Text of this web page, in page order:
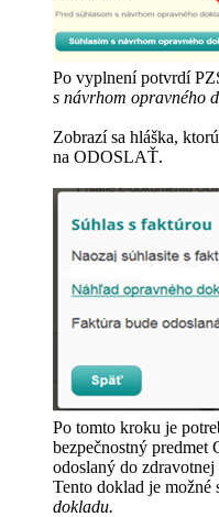
Po vyplnení potvrdí
s návrhom opravného
Zobrazí sa hláška,
na ODOSLAŤ.
Po tomto kroku je
bezpečnostný
odoslaný do
Tento doklad je
dokladu.